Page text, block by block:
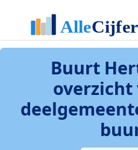
Buurt
overzicht